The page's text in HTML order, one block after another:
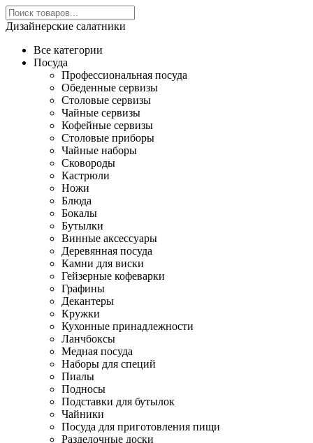
Дизайнерские салатники
Все категории
Посуда
Профессиональная посуда
Обеденные сервизы
Столовые сервизы
Чайные сервизы
Кофейные сервизы
Столовые приборы
Чайные наборы
Сковороды
Кастрюли
Ножи
Блюда
Бокалы
Бутылки
Винные аксессуары
Деревянная посуда
Камни для виски
Гейзерные кофеварки
Графины
Декантеры
Кружки
Кухонные принадлежности
Ланчбоксы
Медная посуда
Наборы для специй
Пиалы
Подносы
Подставки для бутылок
Чайники
Посуда для приготовления пищи
Разделочные доски